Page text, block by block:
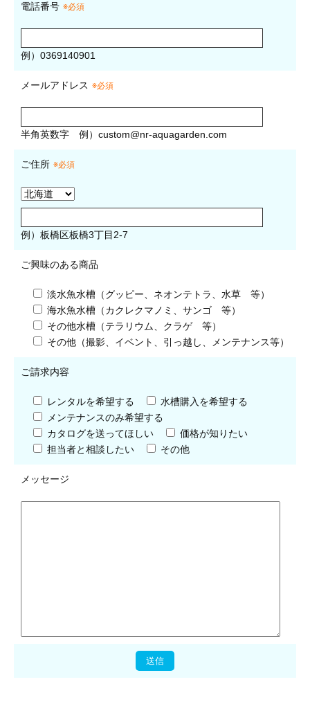
電話番号 ※必須
例）0369140901
メールアドレス ※必須
半角英数字 例） custom@nr-aquagarden.com
ご住所 ※必須
例）板橋区板橋3丁目2-7
ご興味のある商品
淡水魚水槽（グッピー、ネオンテトラ、水草 等）
海水魚水槽（カクレクマノミ、サンゴ 等）
その他水槽（テラリウム、クラゲ 等）
その他（撮影、イベント、引っ越し、メンテナンス等）
ご請求内容
レンタルを希望する
水槽購入を希望する
メンテナンスのみ希望する
カタログを送ってほしい
価格が知りたい
担当者と相談したい
その他
メッセージ